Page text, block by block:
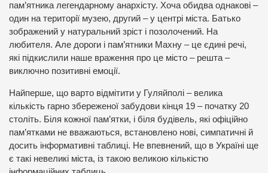
пам’ятника легендарному анархісту. Хоча обидва однакові –
один на території музею, другий – у центрі міста. Батько
зображений у натуральний зріст і позолочений. На
любителя. Але дороги і пам’ятники Махну – це єдині речі,
які підкислили наше враження про це місто – решта –
виключно позитивні емоції.
Найперше, що варто відмітити у Гуляйполі – велика
кількість гарно збереженої забудови кінця 19 – початку 20
століть. Біля кожної пам’ятки, і біля будівель, які офіційно
пам’ятками не вважаються, встановлено нові, симпатичні й
досить інформативні таблиці. Не впевнений, що в Україні ще
є такі невеликі міста, із такою великою кількістю